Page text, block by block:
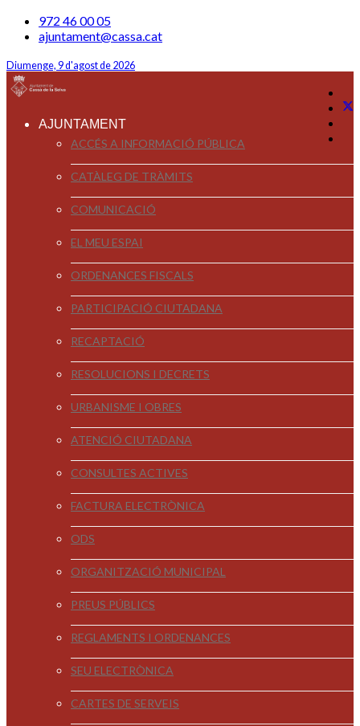
972 46 00 05
ajuntament@cassa.cat
Diumenge, 9 d'agost de 2026
AJUNTAMENT
ACCÉS A INFORMACIÓ PÚBLICA
CATÀLEG DE TRÀMITS
COMUNICACIÓ
EL MEU ESPAI
ORDENANCES FISCALS
PARTICIPACIÓ CIUTADANA
RECAPTACIÓ
RESOLUCIONS I DECRETS
URBANISME I OBRES
ATENCIÓ CIUTADANA
CONSULTES ACTIVES
FACTURA ELECTRÒNICA
ODS
ORGANITZACIÓ MUNICIPAL
PREUS PÚBLICS
REGLAMENTS I ORDENANCES
SEU ELECTRÒNICA
CARTES DE SERVEIS